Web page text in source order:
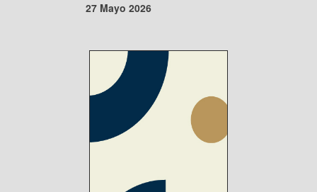
27 Mayo 2026